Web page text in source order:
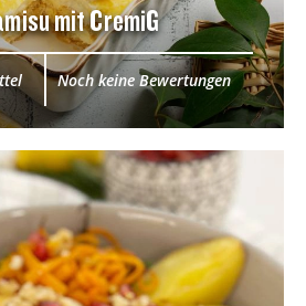
mit CremiG
Noch keine Bewertungen